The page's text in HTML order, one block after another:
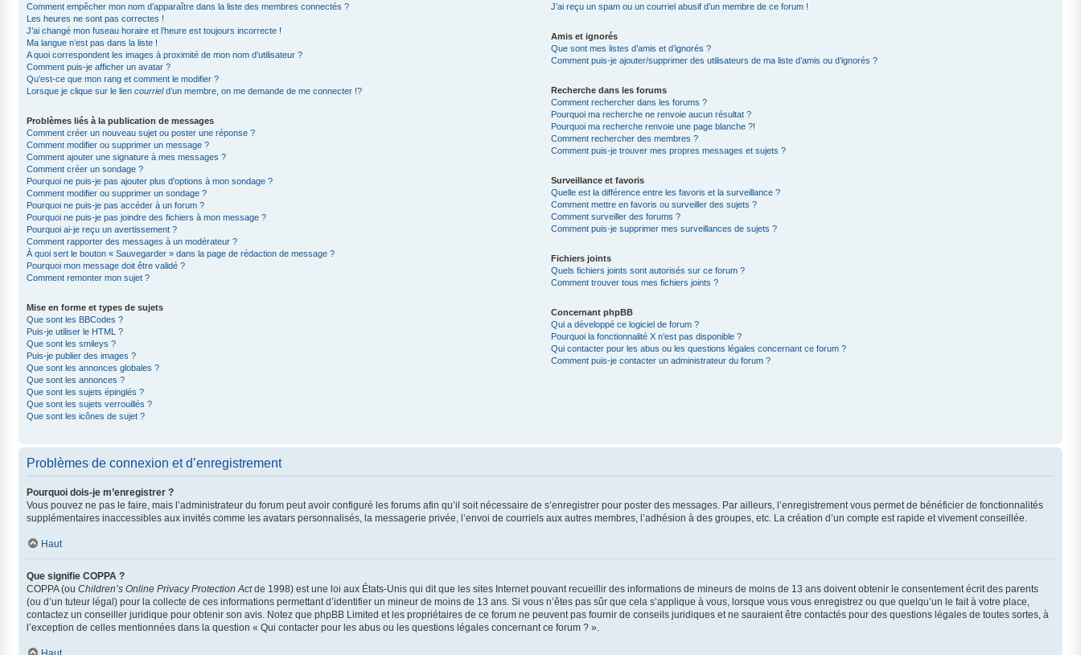
Comment empêcher mon nom d’apparaître dans la liste des membres connectés ?
Les heures ne sont pas correctes !
J’ai changé mon fuseau horaire et l’heure est toujours incorrecte !
Ma langue n’est pas dans la liste !
A quoi correspondent les images à proximité de mon nom d’utilisateur ?
Comment puis-je afficher un avatar ?
Qu’est-ce que mon rang et comment le modifier ?
Lorsque je clique sur le lien courrield’un membre, on me demande de me connecter !?
Problèmes liés à la publication de messages
Comment créer un nouveau sujet ou poster une réponse ?
Comment modifier ou supprimer un message ?
Comment ajouter une signature à mes messages ?
Comment créer un sondage ?
Pourquoi ne puis-je pas ajouter plus d’options à mon sondage ?
Comment modifier ou supprimer un sondage ?
Pourquoi ne puis-je pas accéder à un forum ?
Pourquoi ne puis-je pas joindre des fichiers à mon message ?
Pourquoi ai-je reçu un avertissement ?
Comment rapporter des messages à un modérateur ?
À quoi sert le bouton « Sauvegarder » dans la page de rédaction de message ?
Pourquoi mon message doit être validé ?
Comment remonter mon sujet ?
Mise en forme et types de sujets
Que sont les BBCodes ?
Puis-je utiliser le HTML ?
Que sont les smileys ?
Puis-je publier des images ?
Que sont les annonces globales ?
Que sont les annonces ?
Que sont les sujets épinglés ?
Que sont les sujets verrouillés ?
Que sont les icônes de sujet ?
J’ai reçu un spam ou un courriel abusif d’un membre de ce forum !
Amis et ignorés
Que sont mes listes d’amis et d’ignorés ?
Comment puis-je ajouter/supprimer des utilisateurs de ma liste d’amis ou d’ignorés ?
Recherche dans les forums
Comment rechercher dans les forums ?
Pourquoi ma recherche ne renvoie aucun résultat ?
Pourquoi ma recherche renvoie une page blanche ?!
Comment rechercher des membres ?
Comment puis-je trouver mes propres messages et sujets ?
Surveillance et favoris
Quelle est la différence entre les favoris et la surveillance ?
Comment mettre en favoris ou surveiller des sujets ?
Comment surveiller des forums ?
Comment puis-je supprimer mes surveillances de sujets ?
Fichiers joints
Quels fichiers joints sont autorisés sur ce forum ?
Comment trouver tous mes fichiers joints ?
Concernant phpBB
Qui a développé ce logiciel de forum ?
Pourquoi la fonctionnalité X n’est pas disponible ?
Qui contacter pour les abus ou les questions légales concernant ce forum ?
Comment puis-je contacter un administrateur du forum ?
Problèmes de connexion et d’enregistrement
Pourquoi dois-je m’enregistrer ?
Vous pouvez ne pas le faire, mais l’administrateur du forum peut avoir configuré les forums afin qu’il soit nécessaire de s’enregistrer pour poster des messages. Par ailleurs, l’enregistrement vous permet de bénéficier de fonctionnalités
supplémentaires inaccessibles aux invités comme les avatars personnalisés, la messagerie privée, l’envoi de courriels aux autres membres, l’adhésion à des groupes, etc. La création d’un compte est rapide et vivement conseillée.
Haut
Que signifie COPPA ?
COPPA (ou Children’s Online Privacy Protection Actde 1998) est une loi aux États-Unis qui dit que les sites Internet pouvant recueillir des informations de mineurs de moins de 13 ans doivent obtenir le consentement écrit des parents
(ou d’un tuteur légal) pour la collecte de ces informations permettant d’identifier un mineur de moins de 13 ans. Si vous n’êtes pas sûr que cela s’applique à vous, lorsque vous vous enregistrez ou que quelqu’un le fait à votre place,
contactez un conseiller juridique pour obtenir son avis. Notez que phpBB Limited et les propriétaires de ce forum ne peuvent pas fournir de conseils juridiques et ne sauraient être contactés pour des questions légales de toutes sortes, à
l’exception de celles mentionnées dans la question « Qui contacter pour les abus ou les questions légales concernant ce forum ? ».